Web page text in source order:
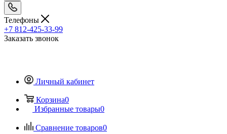
Телефоны
+7 812-425-33-99
Заказать звонок
Личный кабинет
Корзина0
Избранные товары0
Сравнение товаров0